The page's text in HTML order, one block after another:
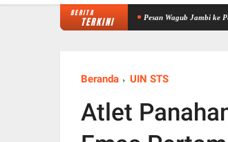
BERITA
TERKINI
Libatkan 1.750 Personel Pesan Wagub Jambi ke Pelajar
Beranda UIN STS
Atlet